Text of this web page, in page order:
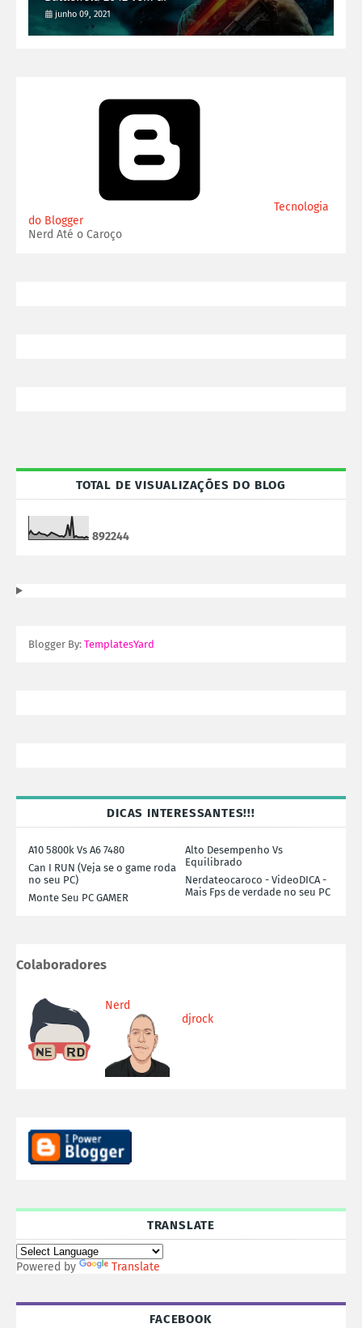
junho 09, 2021
Tecnologia
do Blogger
Nerd Até o Caroço
TOTAL DE VISUALIZAÇÕES DO BLOG
892244
Blogger By: TemplatesYard
DICAS INTERESSANTES!!!
A10 5800k Vs A6 7480
Alto Desempenho Vs
Equilibrado
Can I RUN (Veja se o game roda
no seu PC)
Nerdateocaroco - VideoDICA -
Mais Fps de verdade no seu PC
Monte Seu PC GAMER
Colaboradores
Nerd
djrock
TRANSLATE
Powered by Translate
FACEBOOK